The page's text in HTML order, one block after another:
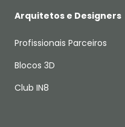
Arquitetos e Designers
Profissionais Parceiros
Blocos 3D
Club IN8